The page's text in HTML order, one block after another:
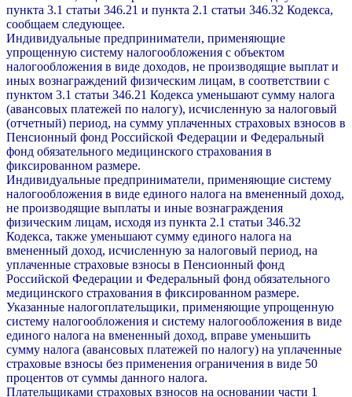
пункта 3.1 статьи 346.21 и пункта 2.1 статьи 346.32 Кодекса,
сообщаем следующее.
Индивидуальные предприниматели, применяющие
упрощенную систему налогообложения с объектом
налогообложения в виде доходов, не производящие выплат и
иных вознаграждений физическим лицам, в соответствии с
пунктом 3.1 статьи 346.21 Кодекса уменьшают сумму налога
(авансовых платежей по налогу), исчисленную за налоговый
(отчетный) период, на сумму уплаченных страховых взносов в
Пенсионный фонд Российской Федерации и Федеральный
фонд обязательного медицинского страхования в
фиксированном размере.
Индивидуальные предприниматели, применяющие систему
налогообложения в виде единого налога на вмененный доход,
не производящие выплаты и иные вознаграждения
физическим лицам, исходя из пункта 2.1 статьи 346.32
Кодекса, также уменьшают сумму единого налога на
вмененный доход, исчисленную за налоговый период, на
уплаченные страховые взносы в Пенсионный фонд
Российской Федерации и Федеральный фонд обязательного
медицинского страхования в фиксированном размере.
Указанные налогоплательщики, применяющие упрощенную
систему налогообложения и систему налогообложения в виде
единого налога на вмененный доход, вправе уменьшить
сумму налога (авансовых платежей по налогу) на уплаченные
страховые взносы без применения ограничения в виде 50
процентов от суммы данного налога.
Плательщиками страховых взносов на основании части 1